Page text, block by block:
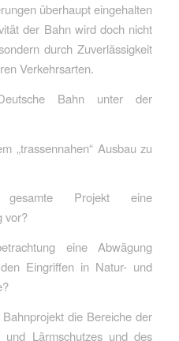
überhaupt eingehalten
der Bahn wird doch nicht
durch Zuverlässigkeit
Verkehrsarten.
Bahn unter der
„trassennahen“ Ausbau zu
Projekt eine
vor?
eine Abwägung
Eingriffen in Natur- und
die Bereiche der
und Lärmschutzes und des